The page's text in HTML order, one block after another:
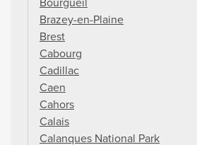
Brazey-en-Plaine
Brest
Cabourg
Cadillac
Caen
Cahors
Calais
Calanques National Park